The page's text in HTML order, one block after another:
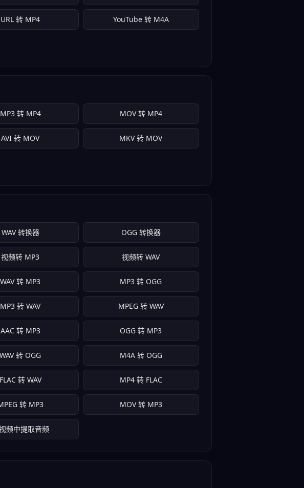
URL 转 MP4 YouTube 转 M4A
MP3 转 MP4 MOV 转 MP4
AVI 转 MOV MKV 转 MOV
WAV 转换器 OGG 转换器
视频转 MP3 视频转 WAV
WAV 转 MP3 MP3 转 OGG
MP3 转 WAV MPEG 转 WAV
AAC 转 MP3 OGG 转 MP3
WAV 转 OGG M4A 转 OGG
FLAC 转 WAV MP4 转 FLAC
转 MP3 MOV 转 MP3
频中提取音频